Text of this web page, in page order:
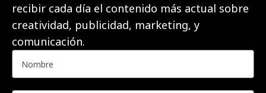
recibir cada día el contenido más actual sobre
creatividad, publicidad, marketing, y
comunicación.